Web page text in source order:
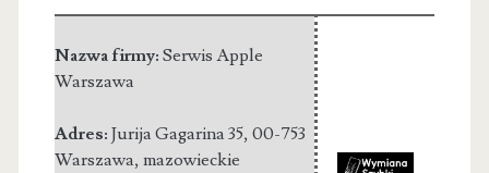
Nazwa firmy: Serwis Apple
Warszawa
Adres: Jurija Gagarina 35, 00-753
Warszawa, mazowieckie